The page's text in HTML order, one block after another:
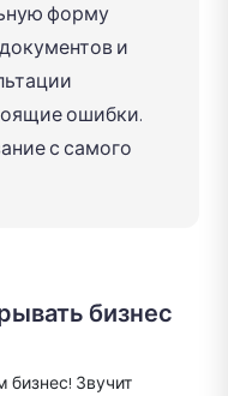
форму
и
ошибки.
с самого
бизнес
бизнес! Звучит